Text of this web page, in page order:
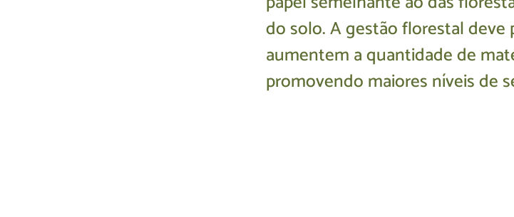
do solo. A gestão florestal deve
aumentem a quantidade de
promovendo maiores níveis de